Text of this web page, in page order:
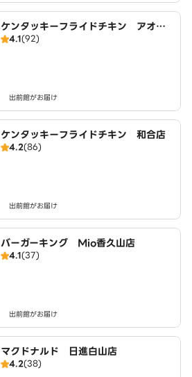
ケンタッキーフライドチキン アオキ
スーパー日進店
4.1(92)
出前館がお届け
ケンタッキーフライドチキン 和合店
4.2(86)
出前館がお届け
バーガーキング Mio香久山店
4.1(37)
出前館がお届け
マクドナルド 日進白山店
4.2(38)